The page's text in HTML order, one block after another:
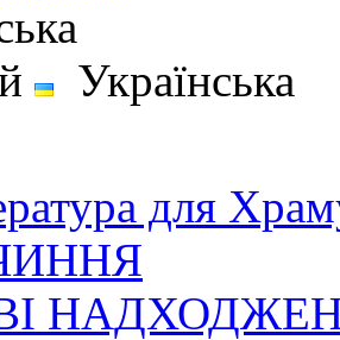
Українська
для